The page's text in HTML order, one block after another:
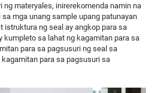
ng materyales, inirerekomenda namin na
mga unang sample upang patunayan
istruktura ng seal ay angkop para sa
kumpleto sa lahat ng kagamitan para sa
para sa pagsusuri ng seal sa
para sa pagsusuri sa